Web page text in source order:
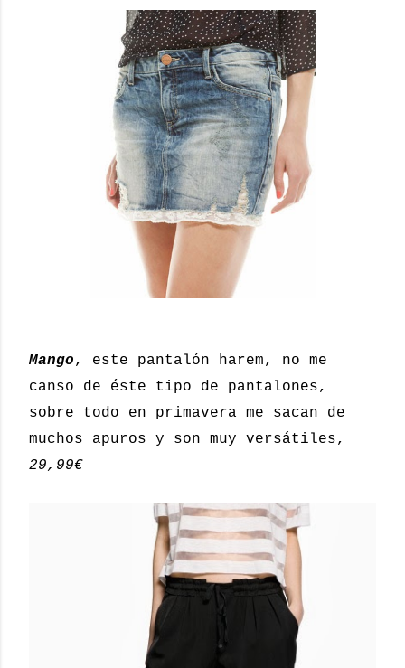
Mango, este pantalón harem, no me
canso de éste tipo de pantalones,
sobre todo en primavera me sacan de
muchos apuros y son muy versátiles,
29,99€